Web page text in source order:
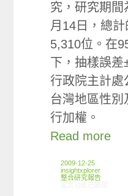
究，研究期間
月14日，總
5,310位。在
下，抽樣誤差
行政院主計處
台灣地區性
行加權。
Read more
2009-12-25
insightxplorer
整合研究報告